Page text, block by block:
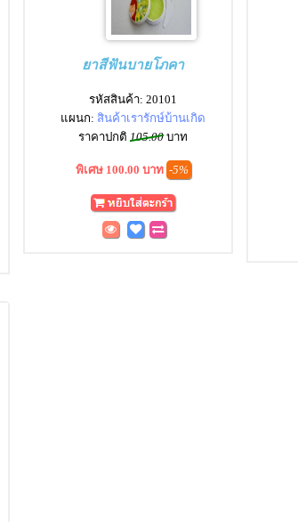
ยาสีฟันบายโภคา
รหัสสินค้า: 20101
แผนก: สินค้าเรารักษ์บ้านเกิด
ราคาปกติ 105.00 บาท
พิเศษ 100.00 บาท -5%